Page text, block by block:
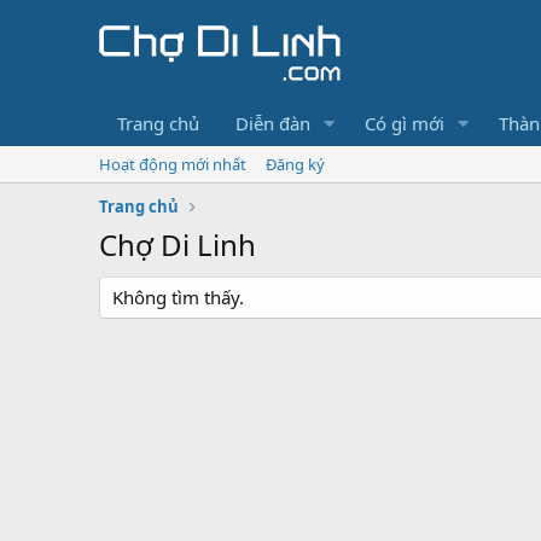
Trang chủ Diễn đàn Có gì mới
Hoạt động mới nhất
Đăng ký
Trang chủ
Chợ Di Linh
Không tìm thấy.